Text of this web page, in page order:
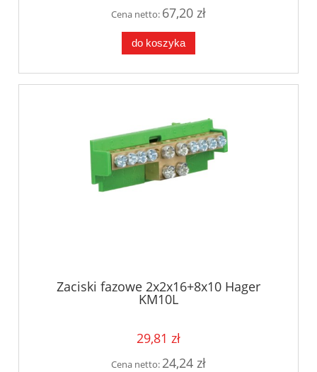
Cena netto: 67,20 zł
do koszyka
Zaciski fazowe 2x2x16+8x10 Hager
KM10L
29,81 zł
Cena netto: 24,24 zł